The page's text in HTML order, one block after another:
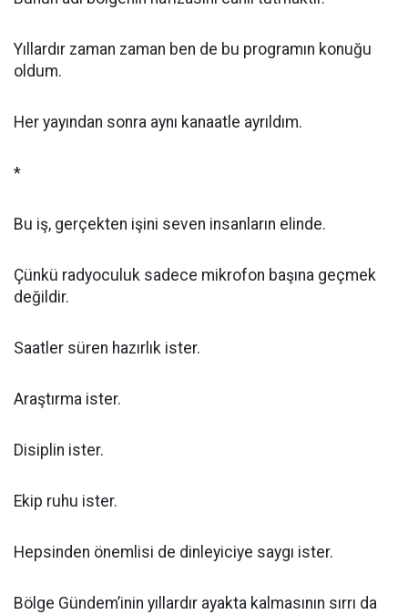
Yıllardır zaman zaman ben de bu programın konuğu
oldum.
Her yayından sonra aynı kanaatle ayrıldım.
*
Bu iş, gerçekten işini seven insanların elinde.
Çünkü radyoculuk sadece mikrofon başına geçmek
değildir.
Saatler süren hazırlık ister.
Araştırma ister.
Disiplin ister.
Ekip ruhu ister.
Hepsinden önemlisi de dinleyiciye saygı ister.
Bölge Gündem’inin yıllardır ayakta kalmasının sırrı da